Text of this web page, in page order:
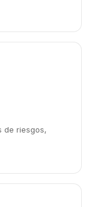
de riesgos,